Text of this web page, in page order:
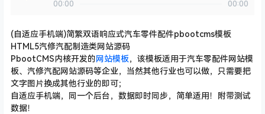
00:00
00:00
(自适应手机端)简繁双语响应式汽车零件配件pbootcms模板
HTML5汽修汽配制造类网站源码
PbootCMS内核开发的网站模板，该模板适用于汽车零配件网站模
板、汽修汽配网站源码等企业，当然其他行业也可以做，只需要把
文字图片换成其他行业的即可；
自适应手机端，同一个后台，数据即时同步，简单适用！附带测试
数据！